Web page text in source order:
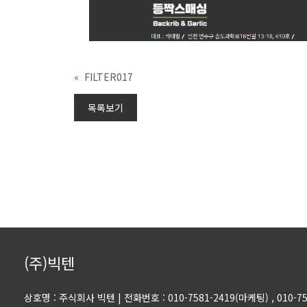
« FILTER017
목록보기
(주)빅텐
상호명 : 주식회사 빅텐 | 전화번호 : 010-7581-2419(마케팅) , 010-